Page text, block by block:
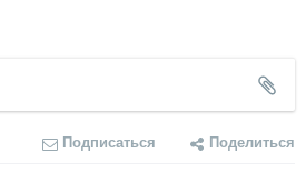
Подписаться Поделиться